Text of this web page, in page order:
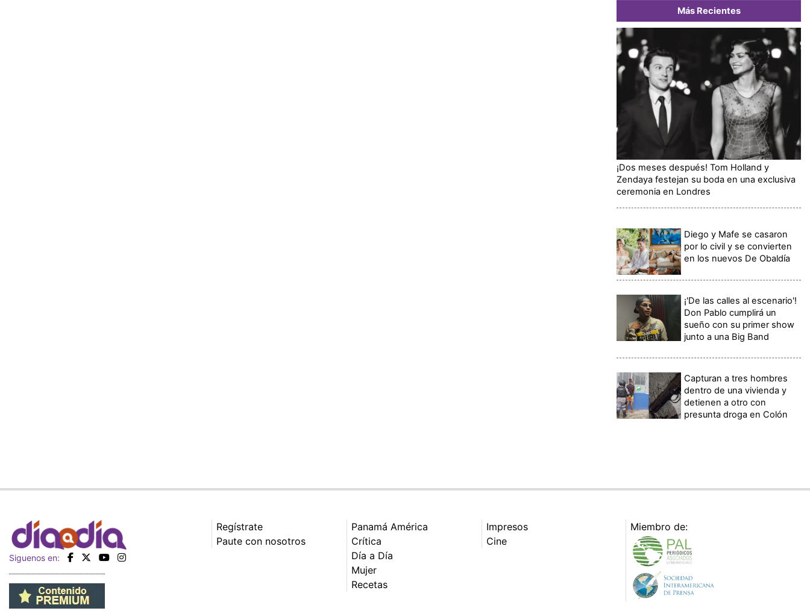
Más Recientes
¡Dos meses después! Tom Holland y
Zendaya festejan su boda en una exclusiva
ceremonia en Londres
Diego y Mafe se casaron
por lo civil y se convierten
en los nuevos De Obaldía
¡'De las calles al escenario'!
Don Pablo cumplirá un
sueño con su primer show
junto a una Big Band
Capturan a tres hombres
dentro de una vivienda y
detienen a otro con
presunta droga en Colón
Siguenos en:
Regístrate
Paute con nosotros
Panamá América
Crítica
Día a Día
Mujer
Recetas
Impresos
Cine
Miembro de: